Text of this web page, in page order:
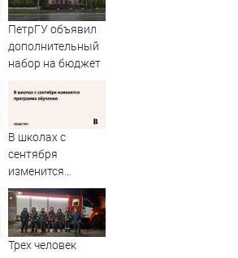
ПетрГУ объявил
дополнительный
набор на бюджет
В школах с
сентября
изменится
программа
обучения
Трех человек